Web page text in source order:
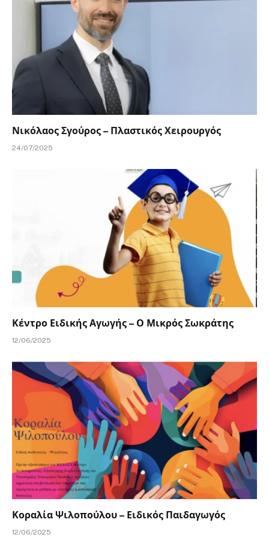
Νικόλαος Σγούρος – Πλαστικός Χειρουργός
24/07/2025
Κέντρο Ειδικής Αγωγής – Ο Μικρός Σωκράτης
12/06/2025
Κοραλία Ψιλοπούλου – Ειδικός Παιδαγωγός
12/06/2025